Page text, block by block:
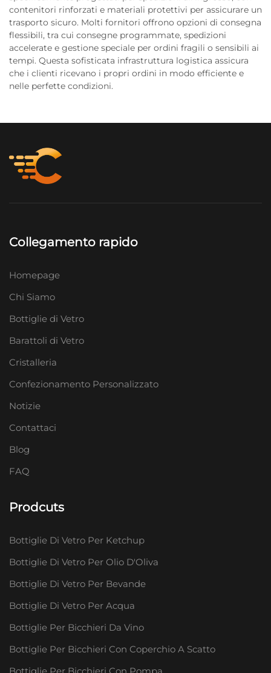
contenitori rinforzati e materiali protettivi per assicurare un
trasporto sicuro. Molti fornitori offrono opzioni di consegna
flessibili, tra cui consegne programmate, spedizioni
accelerate e gestione speciale per ordini fragili o sensibili ai
tempi. Questa sofisticata infrastruttura logistica assicura
che i clienti ricevano i propri ordini in modo efficiente e
nelle perfette condizioni.
Collegamento rapido
Homepage
Chi Siamo
Bottiglie di Vetro
Barattoli di Vetro
Cristalleria
Confezionamento Personalizzato
Notizie
Contattaci
Blog
FAQ
Prodcuts
Bottiglie Di Vetro Per Ketchup
Bottiglie Di Vetro Per Olio D'Oliva
Bottiglie Di Vetro Per Bevande
Bottiglie Di Vetro Per Acqua
Bottiglie Per Bicchieri Da Vino
Bottiglie Per Bicchieri Con Coperchio A Scatto